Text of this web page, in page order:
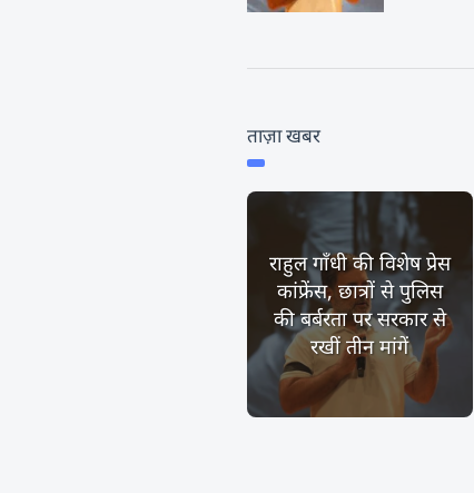
ताज़ा खबर
राहुल गाँधी की विशेष प्रेस
कांफ्रेंस, छात्रों से पुलिस
की बर्बरता पर सरकार से
रखीं तीन मांगें